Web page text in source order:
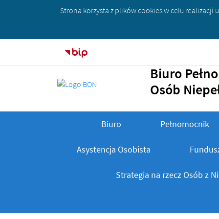
Strona korzysta z plikówcookiesw celu realizacji
Strona główna - Biuletyn Informacji
Biuro
Osób
Menu główne
Biuro Pełnomocnik
Asystencja Osobista
Strategia na rzecz Osób z